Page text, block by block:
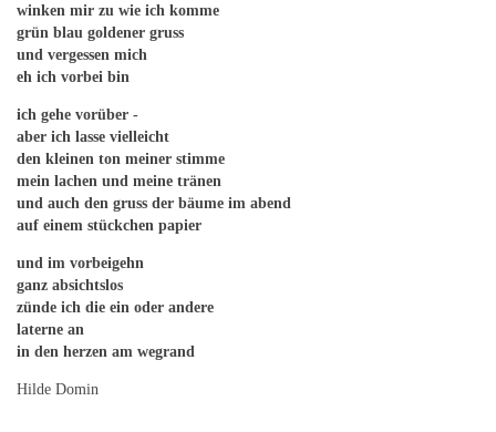
winken mir zu wie ich komme
grün blau goldener gruss
und vergessen mich
eh ich vorbei bin
ich gehe vorüber -
aber ich lasse vielleicht
den kleinen ton meiner stimme
mein lachen und meine tränen
und auch den gruss der bäume im abend
auf einem stückchen papier
und im vorbeigehn
ganz absichtslos
zünde ich die ein oder andere
laterne an
in den herzen am wegrand
Hilde Domin